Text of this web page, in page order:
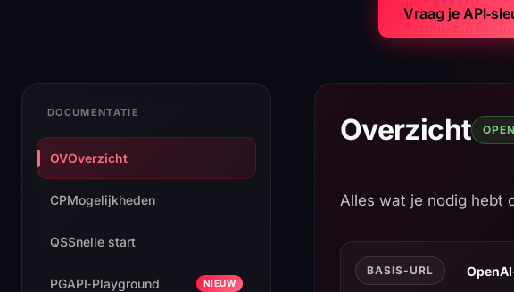
Vraag je
DOCUMENTATIE
OVOverzicht
CPMogelijkheden
QSSnelle start
PGAPI‑Playground NIEUW
Shannon AI
Overzicht
Alles wat je nodig hebt
BASIS-URL